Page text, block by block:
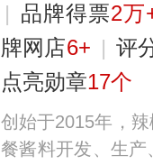
| 品牌得票2万
牌网店6+ | 评
点亮勋章17个
创始于2015年，
餐酱料开发、生